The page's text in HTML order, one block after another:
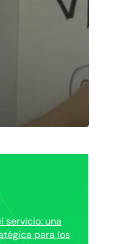
servicio: una
para los